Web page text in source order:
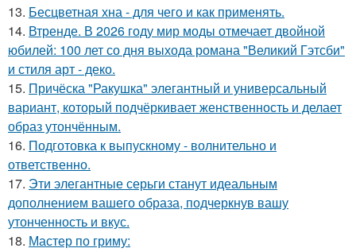
13. Бесцветная хна - для чего и как применять.
14. Втренде. В 2026 году мир моды отмечает двойной
юбилей: 100 лет со дня выхода романа "Великий Гэтсби"
и стиля арт - деко.
15. Причёска "Ракушка" элегантный и универсальный
вариант, который подчёркивает женственность и делает
образ утончённым.
16. Подготовка к выпускному - волнительно и
ответственно.
17. Эти элегантные серьги станут идеальным
дополнением вашего образа, подчеркнув вашу
утонченность и вкус.
18. Мастер по гриму: